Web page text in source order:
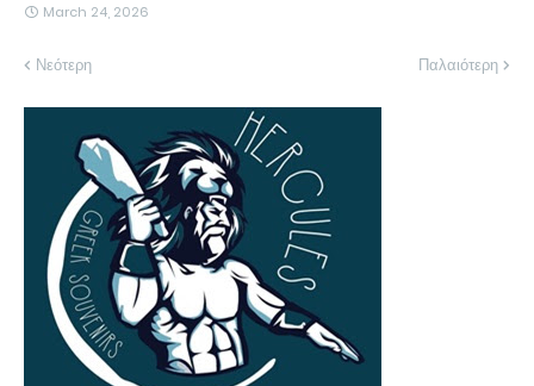
March 24, 2026
Νεότερη Παλαιότερη